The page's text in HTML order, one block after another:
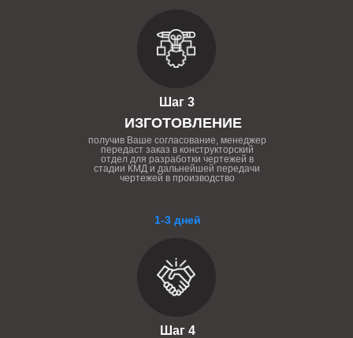
1-3 дней
Шаг 4
Шаг 3
ИЗГОТОВЛЕНИЕ
получив Ваше согласование, менеджер
передаст заказ в конструкторский
отдел для разработки чертежей в
стадии КМД и дальнейшей передачи
чертежей в производство